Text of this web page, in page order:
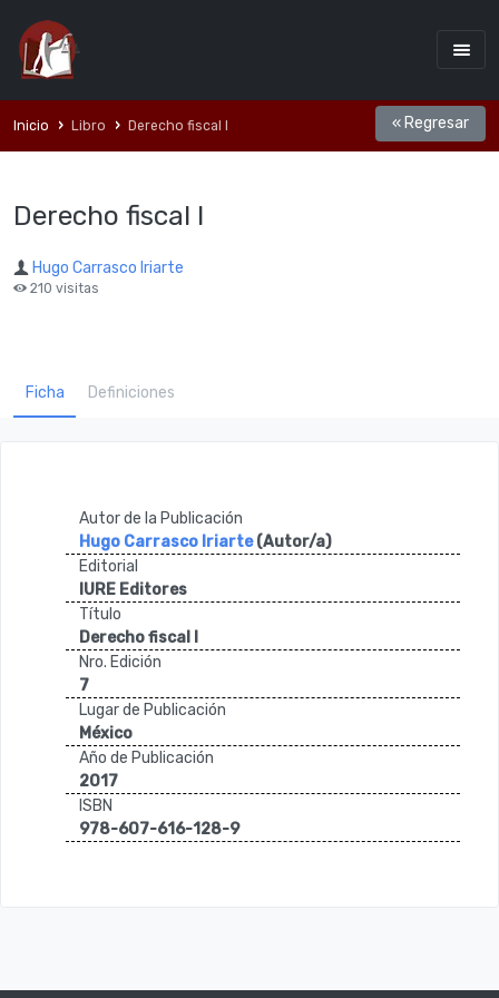
Inicio Libro Derecho fiscal I « Regresar
Derecho fiscal I
Hugo Carrasco Iriarte
210 visitas
Ficha Definiciones
Autor de la Publicación
Hugo Carrasco Iriarte(Autor/a)
Editorial
IURE Editores
Título
Derecho fiscal I
Nro. Edición
7
Lugar de Publicación
México
Año de Publicación
2017
ISBN
978-607-616-128-9